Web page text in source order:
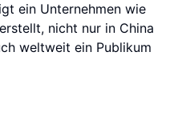
ein Unternehmen wie
nicht nur in China
weltweit ein Publikum